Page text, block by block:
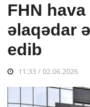
FHN
əlaqədar
edib
11:33 / 02.06.2026